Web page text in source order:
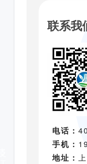
联系我
电话：
手机：
地址：